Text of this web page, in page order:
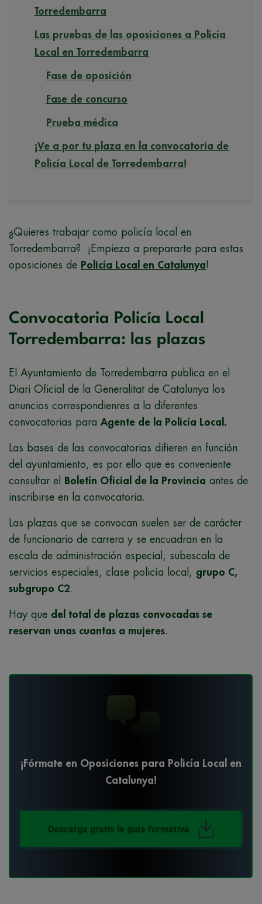
Torredembarra
Las pruebas de las oposiciones a Policía
Local en Torredembarra
Fase de oposición
Fase de concurso
Prueba médica
¡Ve a por tu plaza en la convocatoria de
Policía Local de Torredembarra!
¿Quieres trabajar como policía local en
Torredembarra? ¡Empieza a prepararte para estas
oposiciones de Policía Local en Catalunya!
Convocatoria Policía Local
Torredembarra: las plazas
El Ayuntamiento de Torredembarra publica en el
Diari Oficial de la Generalitat de Catalunya los
anuncios correspondienres a la diferentes
convocatorias para Agente de la Policía Local.
Las bases de las convocatorias difieren en función
del ayuntamiento, es por ello que es conveniente
consultar el
Boletín Oficial de la Provincia antes de
inscribirse en la convocatoria.
Las plazas que se convocan suelen ser de carácter
de funcionario de carrera y se encuadran en la
escala de administración especial, subescala de
servicios especiales, clase policía local, grupo C,
subgrupo C2.
Hay que del total de plazas convocadas se
reservan unas cuantas a mujeres.
¡Fórmate en Oposiciones para Policía Local en
Catalunya!
Descarga gratis la guía formativa